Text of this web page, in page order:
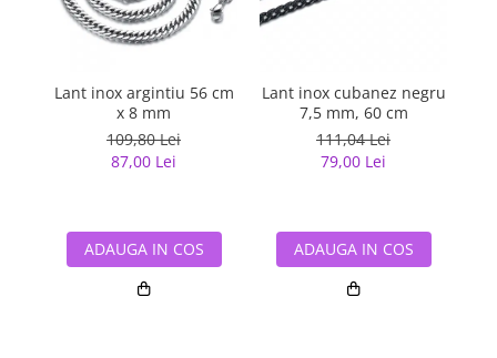
Lant inox argintiu 56 cm
x 8 mm
109,80 Lei
87,00 Lei
ADAUGA IN COS
Lant inox cubanez negru
7,5 mm, 60 cm
111,04 Lei
79,00 Lei
ADAUGA IN COS